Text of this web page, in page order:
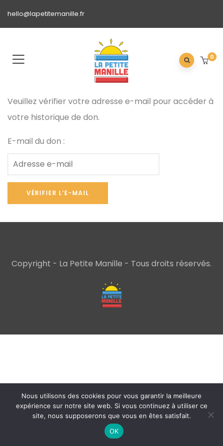
hello@lapetitemanille.fr
0
Veuillez vérifier votre adresse e-mail pour accéder à
votre historique de don.
E-mail du don :
Copyright - La Petite Manille - Tous droits réservés.
Nous utilisons des cookies pour vous garantir la meilleure
expérience sur notre site web. Si vous continuez à utiliser ce
site, nous supposerons que vous en êtes satisfait.
OK